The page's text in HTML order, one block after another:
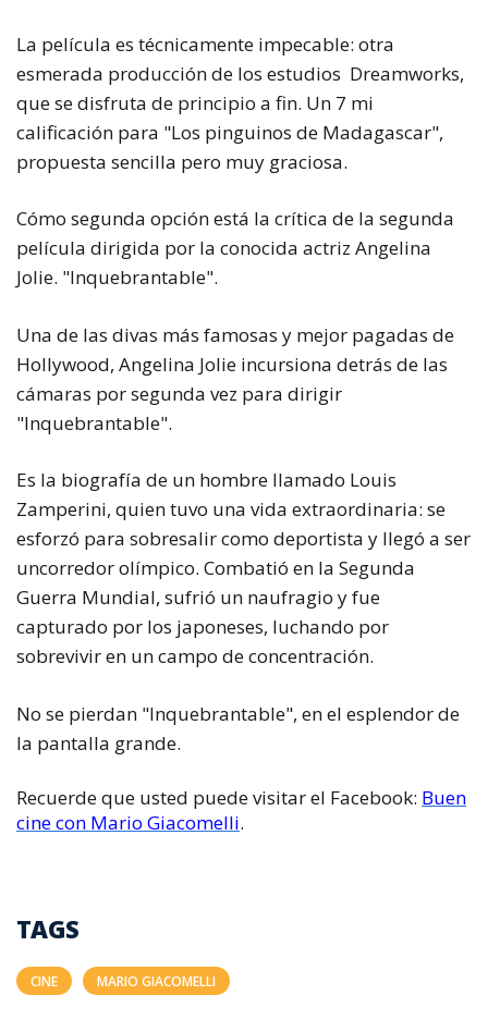
La película es técnicamente impecable: otra
esmerada producción de los estudios Dreamworks,
que se disfruta de principio a fin. Un 7 mi
calificación para "Los pinguinos de Madagascar",
propuesta sencilla pero muy graciosa.
Cómo segunda opción está la crítica de la segunda
película dirigida por la conocida actriz Angelina
Jolie. "Inquebrantable".
Una de las divas más famosas y mejor pagadas de
Hollywood, Angelina Jolie incursiona detrás de las
cámaras por segunda vez para dirigir
"Inquebrantable".
Es la biografía de un hombre llamado Louis
Zamperini, quien tuvo una vida extraordinaria: se
esforzó para sobresalir como deportista y llegó a ser
uncorredor olímpico. Combatió en la Segunda
Guerra Mundial, sufrió un naufragio y fue
capturado por los japoneses, luchando por
sobrevivir en un campo de concentración.
No se pierdan "Inquebrantable", en el esplendor de
la pantalla grande.
Recuerde que usted puede visitar el Facebook: Buen
cine con Mario Giacomelli.
TAGS
CINE MARIO GIACOMELLI